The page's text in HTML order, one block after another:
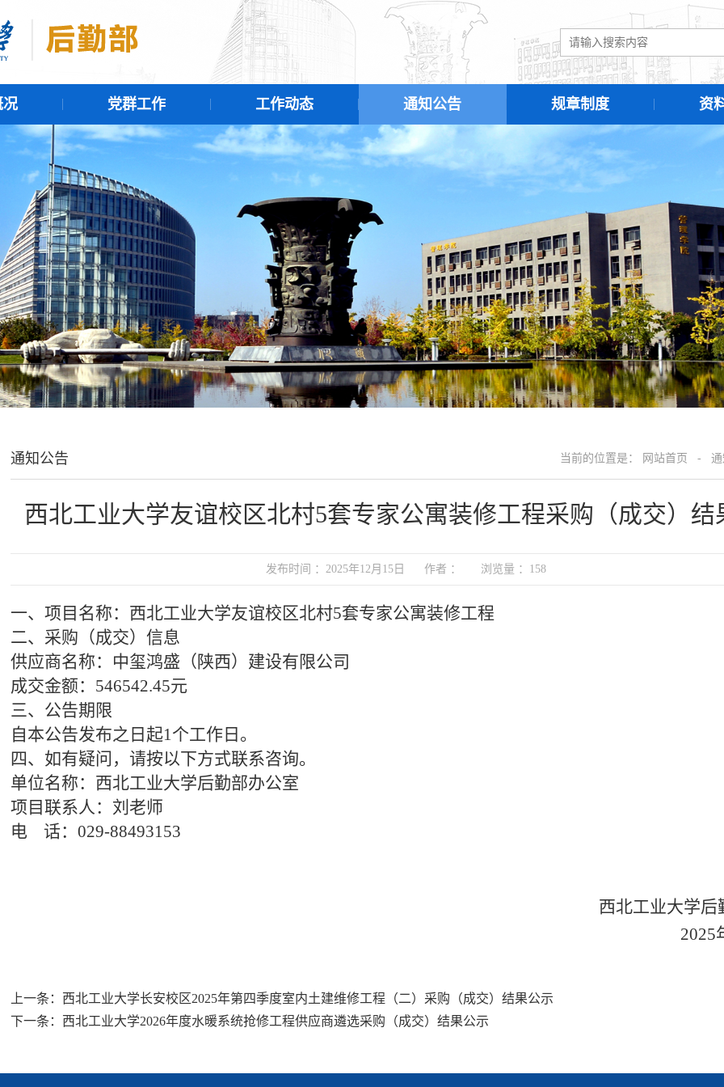
况 党群工作 工作动态 通知公告 规章制度 资
通知公告 当前的位置是： 网站首页 -
西北工业大学友谊校区北村5套专家公寓装修工程采购（成交）结
发布时间 ：2025年12月15日 作者 ： 浏览量 ： 158
一、 项目名称：西北工业大学友谊校区北村5套专家公寓装修工程
二、 采购（成交）信息
供应商名称：中玺鸿盛（陕西）建设有限公司
成交金额： 546542.45元
三、公告期限
自本公告发布之日起1个工作日 。
四、如有疑问，请按以下方式联系咨询。
单位名称：西北工业大学后勤部办公室
项目联系人： 刘 老师
电
话： 029-88493153
西北工业大学后
2025
上一条： 西北工业大学长安校区2025年第四季度室内土建维修工程（二）采购（成交）结果公示
下一条： 西北工业大学2026年度水暖系统抢修工程供应商遴选采购（成交）结果公示